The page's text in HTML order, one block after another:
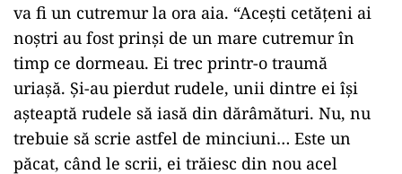
va fi un cutremur la ora aia. “Acești cetățeni ai
noștri au fost prinși de un mare cutremur în
timp ce dormeau. Ei trec printr-o traumă
uriașă. Și-au pierdut rudele, unii dintre ei își
așteaptă rudele să iasă din dărâmături. Nu, nu
trebuie să scrie astfel de minciuni… Este un
păcat, când le scrii, ei trăiesc din nou acel